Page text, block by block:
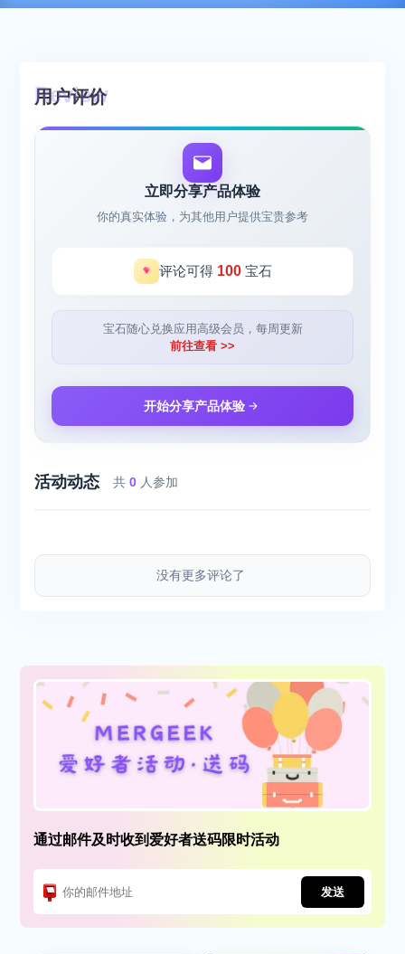
用户评价
立即分享产品体验
你的真实体验，为其他用户提供宝贵参考
评论可得 100宝石
宝石随心兑换应用高级会员，每周更新
前往查看 >>
开始分享产品体验
活动动态 共0 人参加
没有更多评论了
通过邮件及时收到爱好者送码限时活动
发送